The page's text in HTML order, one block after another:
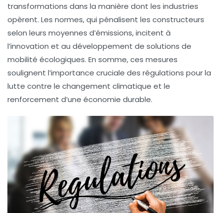
transformations dans la manière dont les industries
opèrent. Les normes, qui pénalisent les constructeurs
selon leurs moyennes d’émissions, incitent à
l’innovation et au développement de solutions de
mobilité écologiques. En somme, ces mesures
soulignent l’importance cruciale des régulations pour la
lutte contre le changement climatique et le
renforcement d’une économie durable.